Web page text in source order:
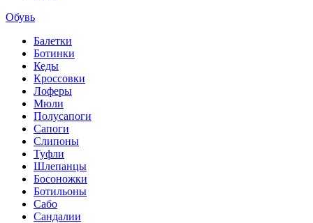
Обувь
Балетки
Ботинки
Кеды
Кроссовки
Лоферы
Мюли
Полусапоги
Сапоги
Слипоны
Туфли
Шлепанцы
Босоножки
Ботильоны
Сабо
Сандалии